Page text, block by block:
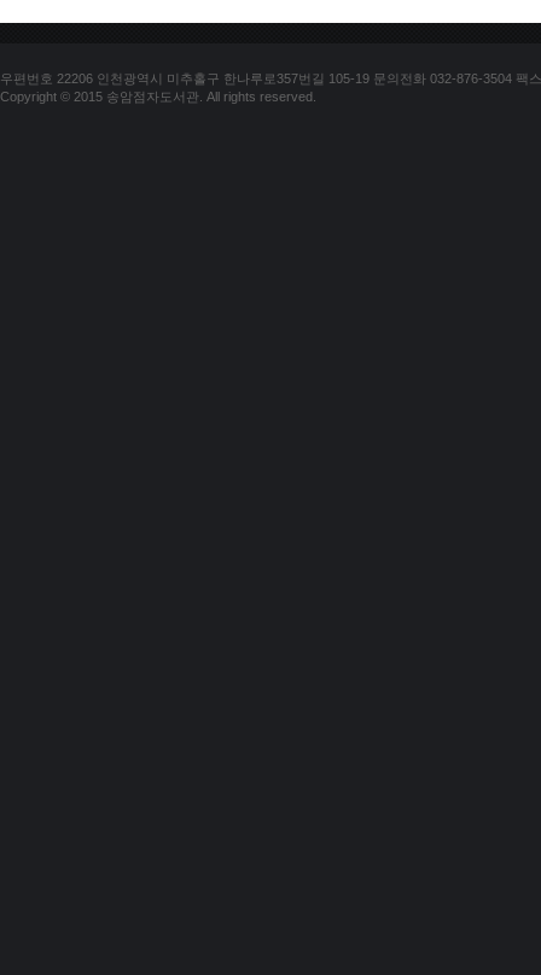
우편번호 22206 인천광역시 미추홀구 한나루로357번길 105-19 문의전화 032-876-3504 팩
Copyright © 2015 송암점자도서관. All rights reserved.